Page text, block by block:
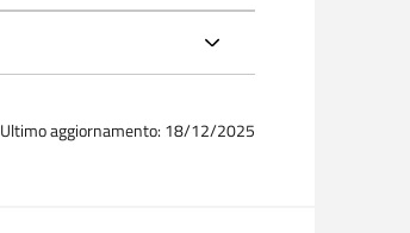
Ultimo aggiornamento: 18/12/2025